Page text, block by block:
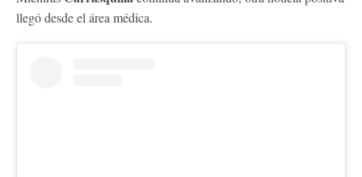
llegó desde el área médica.